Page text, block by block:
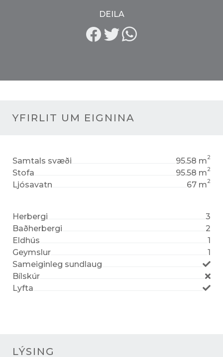
YFIRLIT UM EIGNINA
Samtals svæði 95.58 m2
Stofa 95.58 m2
Ljósavatn 67 m2
Herbergi
3
Baðherbergi
2
Eldhús
1
Geymslur
1
Sameiginleg sundlaug
Bílskúr
Lyfta
LÝSING
DEILA